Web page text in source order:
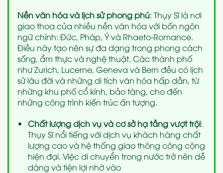
Nền văn hóa và lịch sử phong phú: Thụy Sĩ là nơi
giao thoa của nhiều nền văn hóa với bốn ngôn
ngữ chính: Đức, Pháp, Ý và Rhaeto-Romance.
Điều này tạo nên sự đa dạng trong phong cách
sống, ẩm thực và nghệ thuật. Các thành phố
như Zurich, Lucerne, Geneva và Bern đều có lịch
sử lâu đời và những di tích văn hóa hấp dẫn, từ
những khu phố cổ kính, bảo tàng, cho đến
những công trình kiến trúc ấn tượng.
Chất lượng dịch vụ và cơ sở hạ tầng vượt trội:
Thụy Sĩ nổi tiếng với dịch vụ khách hàng chất
lượng cao và hệ thống giao thông công cộng
hiện đại. Việc di chuyển trong nước trở nên dễ
dàng và tiện lợi nhờ vào